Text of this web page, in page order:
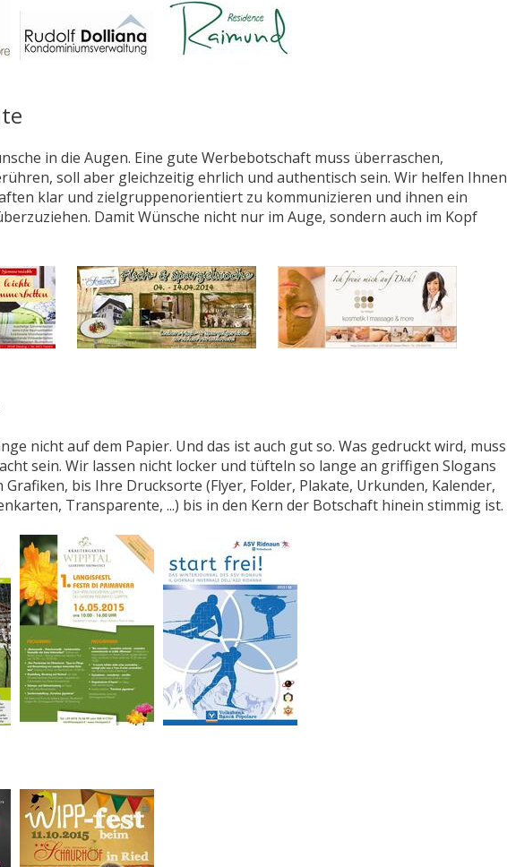
in die Augen. Eine gute Werbebotschaft muss überraschen,
soll aber gleichzeitig ehrlich und authentisch sein. Wir helfen Ihnen
klar und zielgruppenorientiert zu kommunizieren und ihnen ein
Damit Wünsche nicht nur im Auge, sondern auch im Kopf
nicht auf dem Papier. Und das ist auch gut so. Was gedruckt wird, muss
sein. Wir lassen nicht locker und tüfteln so lange an griffigen Slogans
bis Ihre Drucksorte (Flyer, Folder, Plakate, Urkunden, Kalender,
Transparente, ...) bis in den Kern der Botschaft hinein stimmig ist.